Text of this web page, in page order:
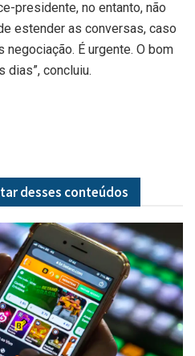
presidente, no entanto, não
estender as conversas, caso
negociação. É urgente. O bom
dias”, concluiu.
desses conteúdos